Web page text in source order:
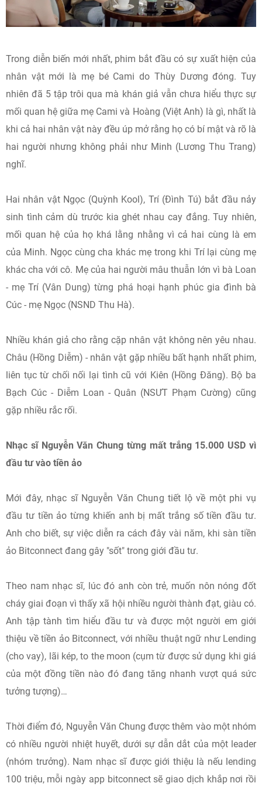
Trong diễn biến mới nhất, phim bắt đầu có sự xuất hiện của
nhân vật mới là mẹ bé Cami do Thùy Dương đóng. Tuy
nhiên đã 5 tập trôi qua mà khán giả vẫn chưa hiểu thực sự
mối quan hệ giữa mẹ Cami và Hoàng (Việt Anh) là gì, nhất là
khi cả hai nhân vật này đều úp mở rằng họ có bí mật và rõ là
hai người nhưng không phải như Minh (Lương Thu Trang)
nghĩ.
Hai nhân vật Ngọc (Quỳnh Kool), Trí (Đình Tú) bắt đầu nảy
sinh tình cảm dù trước kia ghét nhau cay đắng. Tuy nhiên,
mối quan hệ của họ khá lằng nhằng vì cả hai cùng là em
của Minh. Ngọc cùng cha khác mẹ trong khi Trí lại cùng mẹ
khác cha với cô. Mẹ của hai người mâu thuẫn lớn vì bà Loan
- mẹ Trí (Vân Dung) từng phá hoại hạnh phúc gia đình bà
Cúc - mẹ Ngọc (NSND Thu Hà).
Nhiều khán giả cho rằng cặp nhân vật không nên yêu nhau.
Châu (Hồng Diễm) - nhân vật gặp nhiều bất hạnh nhất phim,
liên tục từ chối nối lại tình cũ với Kiên (Hồng Đăng). Bộ ba
Bạch Cúc - Diễm Loan - Quân (NSƯT Phạm Cường) cũng
gặp nhiều rắc rối.
Nhạc sĩ Nguyễn Văn Chung từng mất trắng 15.000 USD vì
đầu tư vào tiền ảo
Mới đây, nhạc sĩ Nguyễn Văn Chung tiết lộ về một phi vụ
đầu tư tiền ảo từng khiến anh bị mất trắng số tiền đầu tư.
Anh cho biết, sự việc diễn ra cách đây vài năm, khi sàn tiền
ảo Bitconnect đang gây "sốt" trong giới đầu tư.
Theo nam nhạc sĩ, lúc đó anh còn trẻ, muốn nôn nóng đốt
cháy giai đoạn vì thấy xã hội nhiều người thành đạt, giàu có.
Anh tập tành tìm hiểu đầu tư và được một người em giới
thiệu về tiền ảo Bitconnect, với nhiều thuật ngữ như Lending
(cho vay), lãi kép, to the moon (cụm từ được sử dụng khi giá
của một đồng tiền nào đó đang tăng nhanh vượt quá sức
tưởng tượng)…
Thời điểm đó, Nguyễn Văn Chung được thêm vào một nhóm
có nhiều người nhiệt huyết, dưới sự dẫn dắt của một leader
(nhóm trưởng). Nam nhạc sĩ được giới thiệu là nếu lending
100 triệu, mỗi ngày app bitconnect sẽ giao dịch khắp nơi rồi